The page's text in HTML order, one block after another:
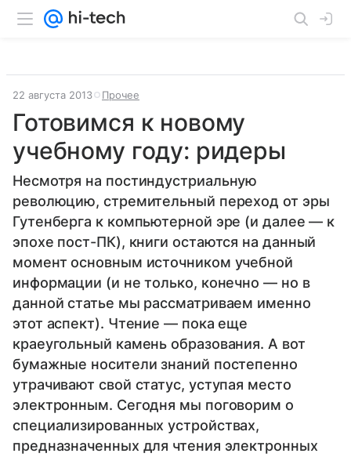
22 августа 2013 Прочее
Готовимся к новому
учебному году: ридеры
Несмотря на постиндустриальную
революцию, стремительный переход от эры
Гутенберга к компьютерной эре (и далее — к
эпохе пост-ПК), книги остаются на данный
момент основным источником учебной
информации (и не только, конечно — но в
данной статье мы рассматриваем именно
этот аспект). Чтение — пока еще
краеугольный камень образования. А вот
бумажные носители знаний постепенно
утрачивают свой статус, уступая место
электронным. Сегодня мы поговорим о
специализированных устройствах,
предназначенных для чтения электронных